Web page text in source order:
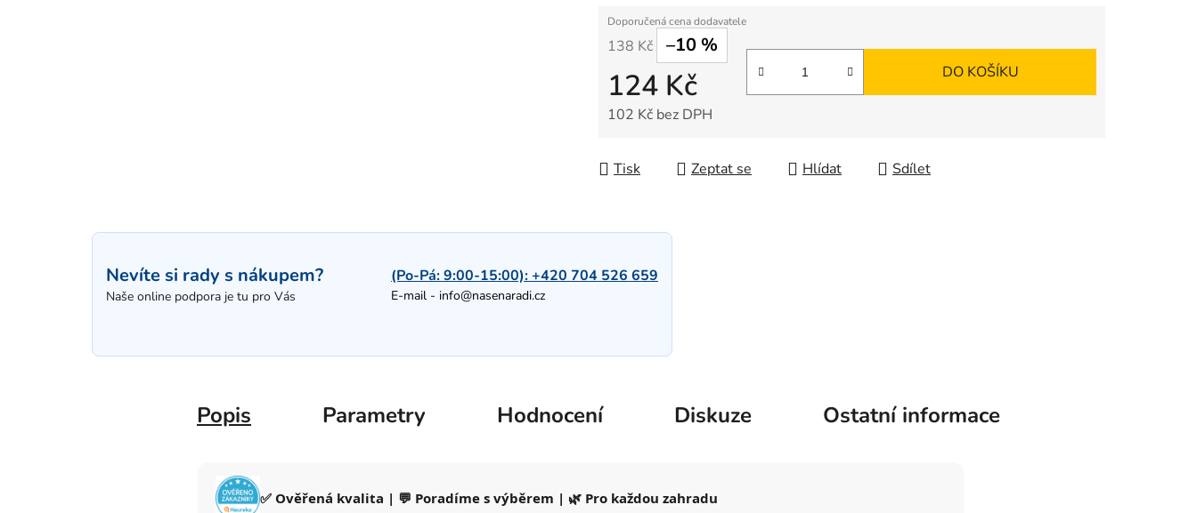
138 Kč –10 %
124 Kč
102 Kč bez DPH
DO KOŠÍKU
Tisk Zeptat se Hlídat Sdílet
Nevíte si rady s nákupem?
Naše online podpora je tu pro Vás
(Po-Pá: 9:00-15:00):+420 704 526 659
E-mail - info@nasenaradi.cz
Popis Parametry Hodnocení Diskuze Ostatní informace
✅ Ověřená kvalita | 💬 Poradíme s výběrem | 🌿 Pro každou zahradu